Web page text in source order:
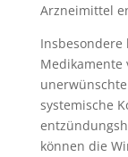
Arzneimittel
Medikamente
systemische
können die